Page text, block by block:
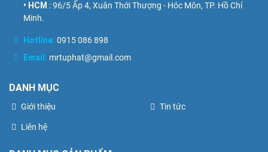
• HCM : 96/5 Ấp 4, Xuân Thới Thượng - Hóc Môn, TP. Hồ Chí
Minh.
Hotline: 0915 086 898
Email: mrtuphat@gmail.com
DANH MỤC
Giới thiệu
Liên hệ
Tin tức